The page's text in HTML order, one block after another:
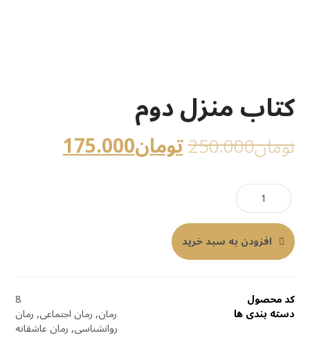
کتاب منزل دوم
تومان250.000تومان175.000
افزودن به سبد خرید
کد محصول 8
دسته بندی ها رمان,رمان اجتماعی,رمان
روانشناسی,رمان عاشقانه